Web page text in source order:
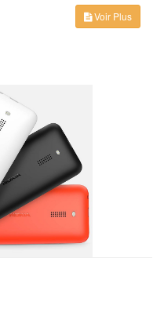
Voir Plus